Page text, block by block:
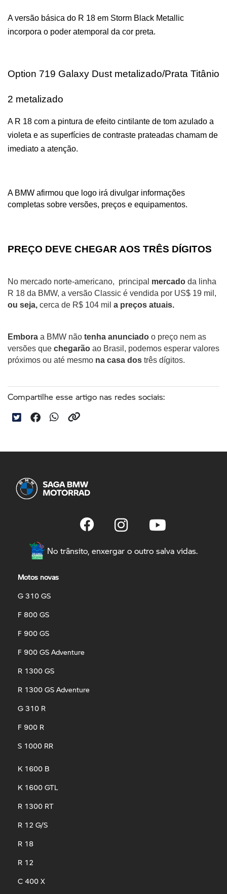
A versão básica do R 18 em Storm Black Metallic
incorpora o poder atemporal da cor preta.
Option 719 Galaxy Dust metalizado/Prata Titânio
2 metalizado
A R 18 com a pintura de efeito cintilante de tom azulado a
violeta e as superfícies de contraste prateadas chamam de
imediato a atenção.
A BMW afirmou que logo irá divulgar informações
completas sobre versões, preços e equipamentos.
PREÇO DEVE CHEGAR AOS TRÊS DÍGITOS
No mercado norte-americano,  principal mercado da linha
ou seja, cerca de R$ 104 mil a preços atuais.
Embora a BMW não tenha anunciado o preço nem as
versões que chegarão ao Brasil, podemos esperar valores
próximos ou até mesmo na casa dos três dígitos.
Compartilhe esse artigo nas redes sociais:
No trânsito, enxergar o outro salva vidas.
Motos novas
G 310 GS
F 800 GS
F 900 GS
F 900 GS Adventure
R 1300 GS
R 1300 GS Adventure
G 310 R
F 900 R
S 1000 RR
K 1600 B
K 1600 GTL
R 1300 RT
R 12 G/S
R 18
R 12
C 400 X